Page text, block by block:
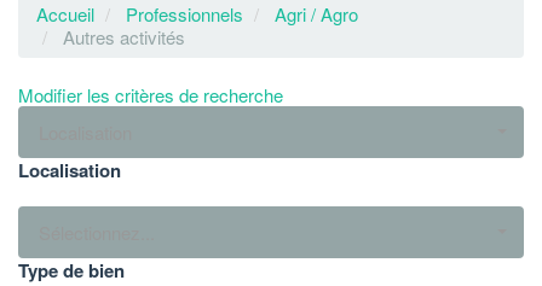
Accueil
Professionnels
Agri / Agro
Autres activités
Modifier les critères de recherche
Localisation
Type de bien